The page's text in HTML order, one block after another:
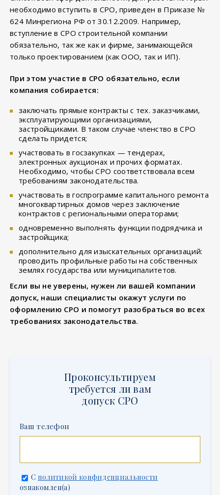
необходимо вступить в СРО, приведен в Приказе №
624 Минрегиона РФ от 30.12.2009. Например,
вступление в СРО строительной компании
обязательно, так же как и фирме, занимающейся
только проектированием (как ООО, так и ИП).
При этом участие в СРО обязательно, если
компания собирается:
заключать прямые контракты с тех. заказчиками,
эксплуатирующими организациями,
застройщиками. В таком случае членство в СРО
сделать придется;
участвовать в госзакупках — тендерах,
электронных аукционах и прочих форматах.
Необходимо, чтобы СРО соответствовала всем
требованиям законодательства.
участвовать в госпрограмме капитального ремонта
многоквартирных домов через заключение
контрактов с региональными операторами;
одновременно выполнять функции подрядчика и
застройщика;
дополнительно для изыскательных организаций:
проводить профильные работы на собственных
землях государства или муниципалитетов.
Если вы не уверены, нужен ли вашей компании
допуск, наши специалисты окажут услуги по
оформлению СРО и помогут разобраться во всех
требованиях законодательства.
Проконсультируем
требуется ли вам
допуск СРО
Ваш телефон
С политикой конфиденциальности
ознакомлен(а)